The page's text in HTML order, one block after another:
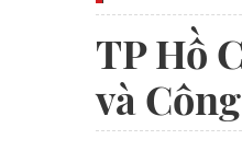
TP Hồ
và